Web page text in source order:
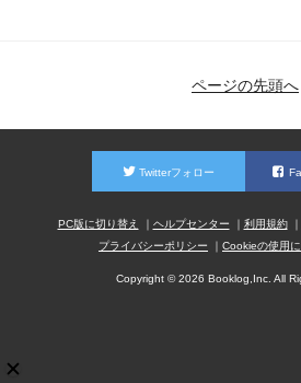
ページの先頭へ
Twitterフォロー
PC版に切り替え ヘルプセンター 利用規約
プライバシーポリシー
Cookieの使用
Copyright © 2026 Booklog,Inc. All